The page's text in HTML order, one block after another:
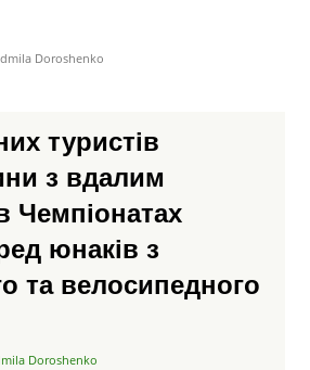
Doroshenko
туристів
з вдалим
Чемпіонатах
юнаків з
та велосипедного
Doroshenko